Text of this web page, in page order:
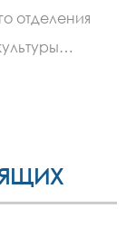
отделения